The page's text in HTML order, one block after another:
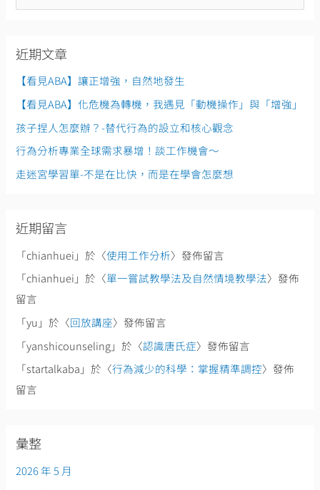
鍵
字
近期文章
【看見ABA】讓正增強，自然地發生
【看見ABA】化危機為轉機，我遇見「動機操作」與「增強」
孩子捏人怎麼辦？-替代行為的設立和核心觀念
行為分析專業全球需求暴增！談工作機會～
走迷宮學習單-不是在比快，而是在學會怎麼想
近期留言
「chianhuei 」於〈使用工作分析〉發佈留言
「chianhuei 」於〈單一嘗試教學法及自然情境教學法〉發佈
留言
「yu 」於〈回放講座〉發佈留言
「yanshicounseling」於〈認識唐氏症〉發佈留言
「startalkaba 」於〈行為減少的科學：掌握精準調控〉發佈
留言
彙整
2026 年 5 月